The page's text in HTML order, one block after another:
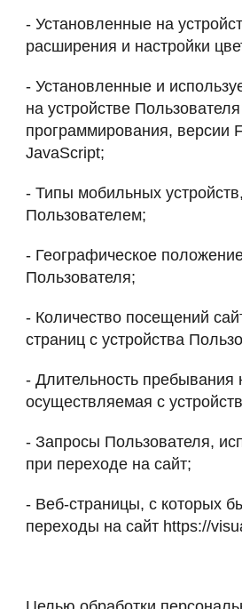
- Установленные на
расширения и настройки
- Установленные и
на устройстве
программирования, версии
JavaScript;
- Типы мобильных
Пользователем;
- Географическое
Пользователя;
- Количество посещений
страниц с устройства
- Длительность пребывания
осуществляемая с
- Запросы Пользователя,
при переходе на сайт;
- Веб-страницы, с которых
переходы на сайт https://